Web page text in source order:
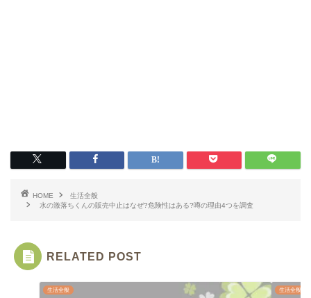
HOME
生活全般
水の激落ちくんの販売中止はなぜ?危険性はある?噂の理由4つを調査
RELATED POST
生活全般 生活全般